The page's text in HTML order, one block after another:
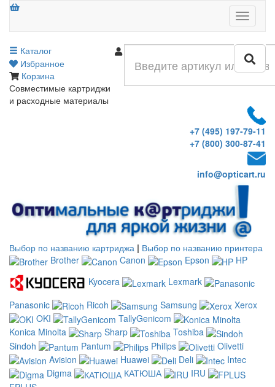
Меню
Каталог
Избранное
Корзина
Совместимые картриджи
и расходные материалы
+7 (495) 197-79-11
+7 (800) 300-87-41
info@opticart.ru
Выбор по названию картриджа | Выбор по названию принтера
Brother
Canon Epson
HP
Kyocera
Lexmark
Panasonic
Ricoh Samsung
Xerox
OKI
TallyGenicom
Konica Minolta
Sharp
Toshiba
Sindoh
Pantum Philips
Olivetti
Avision
Huawei Deli
Intec
Digma
КАТЮША
IRU